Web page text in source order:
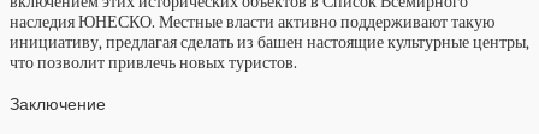
наследия ЮНЕСКО. Местные власти активно поддерживают такую
инициативу, предлагая сделать из башен настоящие культурные центры,
что позволит привлечь новых туристов.
Заключение